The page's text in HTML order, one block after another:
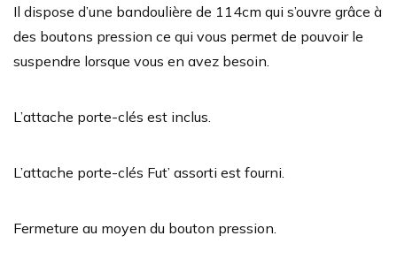
Il dispose d’une bandoulière de 114cm qui s’ouvre grâce à
des boutons pression ce qui vous permet de pouvoir le
suspendre lorsque vous en avez besoin.
L’attache porte-clés est inclus.
L’attache porte-clés Fut’ assorti est fourni.
Fermeture au moyen du bouton pression.